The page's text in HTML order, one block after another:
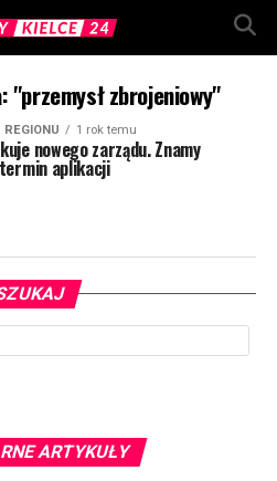
"przemysł zbrojeniowy"
1 rok temu
nowego zarządu. Znamy
aplikacji
ARTYKUŁY